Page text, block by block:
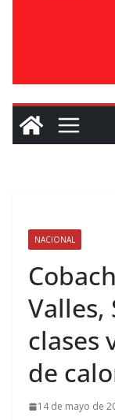
NACIONAL
Valles,
clases
de
14 de mayo de